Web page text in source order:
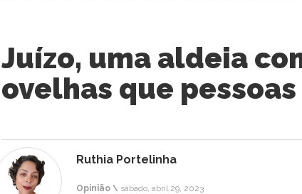
Juízo, uma aldeia
ovelhas que pessoas
Ruthia Portelinha
Opinião \ sábado, abril 29, 2023